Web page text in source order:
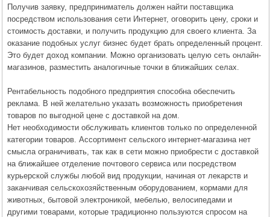
Получив заявку, предприниматель должен найти поставщика
посредством использования сети Интернет, оговорить цену, сроки и
стоимость доставки, и получить продукцию для своего клиента. За
оказание подобных услуг бизнес будет брать определенный процент.
Это будет доход компании. Можно организовать целую сеть онлайн-
магазинов, разместить аналогичные точки в ближайших селах.
Рентабельность подобного предприятия способна обеспечить
реклама. В ней желательно указать возможность приобретения
товаров по выгодной цене с доставкой на дом.
Нет необходимости обслуживать клиентов только по определенной
категории товаров. Ассортимент сельского интернет-магазина нет
смысла ограничивать, так как в сети можно приобрести с доставкой
на ближайшее отделение почтового сервиса или посредством
курьерской службы любой вид продукции, начиная от лекарств и
заканчивая сельскохозяйственным оборудованием, кормами для
животных, бытовой электроникой, мебелью, велосипедами и
другими товарами, которые традиционно пользуются спросом на